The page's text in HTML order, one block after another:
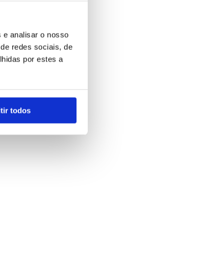
e analisar o nosso
redes sociais, de
por estes a
todos